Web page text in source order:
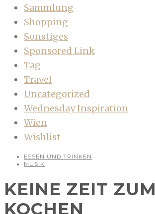
Sammlung
Shopping
Sonstiges
Sponsored Link
Tag
Travel
Uncategorized
Wednesday Inspiration
Wien
Wishlist
ESSEN UND TRINKEN
MUSIK
KEINE ZEIT ZUM
KOCHEN